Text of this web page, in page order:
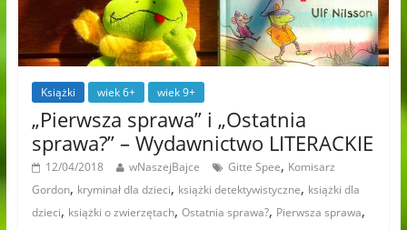
Książki wiek 6+ wiek 9+
„Pierwsza sprawa” i „Ostatnia
sprawa?” – Wydawnictwo LITERACKIE
12/04/2018 wNaszejBajce Gitte Spee, Komisarz
Gordon, kryminał dla dzieci, książki detektywistyczne, książki dla
dzieci, książki o zwierzętach, Ostatnia sprawa?, Pierwsza sprawa,